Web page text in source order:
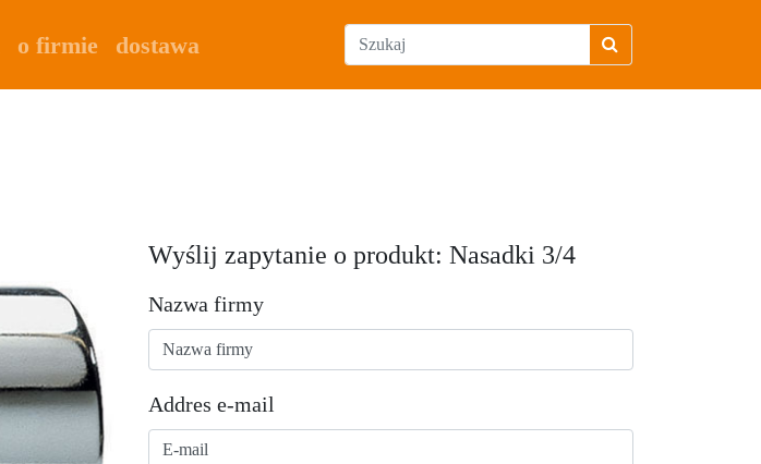
o firmie dostawa
Wyślij zapytanie o produkt: Nasadki 3/4
Nazwa firmy
Addres e-mail